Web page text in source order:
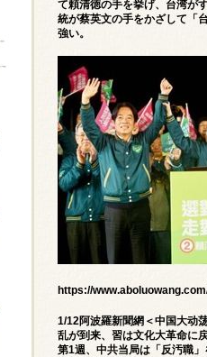
て頼清徳の手を挙げ、台湾が
統が蔡英文の手をかざして「
強い。
https://
1/12阿波羅新聞網＜中国大动
乱が到来、習は文化大革命に
第1週、中共当局は「反汚職